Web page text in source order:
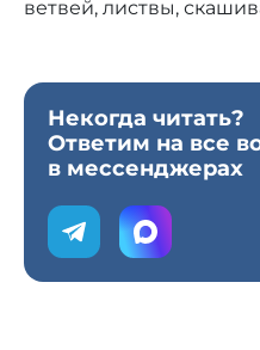
ветвей, листвы,
Некогда читать?
Ответим на все
в мессенджерах